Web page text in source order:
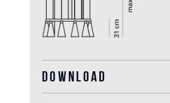
Download